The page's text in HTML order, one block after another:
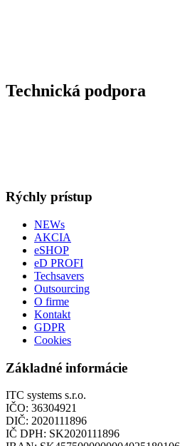
Technická podpora
Rýchly prístup
NEWs
AKCIA
eSHOP
eD PROFI
Techsavers
Outsourcing
O firme
Kontakt
GDPR
Cookies
Základné informácie
ITC systems s.r.o.
IČO: 36304921
DIČ: 2020111896
IČ DPH: SK2020111896